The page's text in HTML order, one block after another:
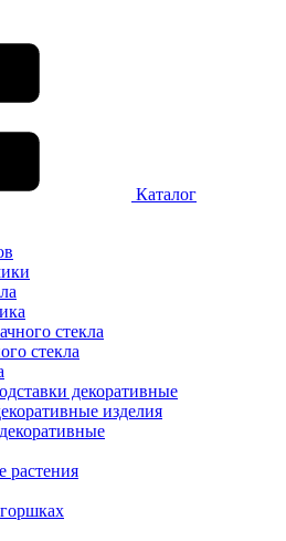
Каталог
стекла
стекла
декоративные
изделия
растения